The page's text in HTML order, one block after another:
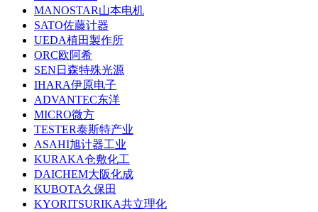
MANOSTAR山本电机
SATO佐藤计器
UEDA植田製作所
ORC欧阿希
SEN日森特殊光源
IHARA伊原电子
ADVANTEC东洋
MICRO微方
TESTER泰斯特产业
ASAHI旭计器工业
KURAKA仓敷化工
DAICHEM大阪化成
KUBOTA久保田
KYORITSURIKA共立理化